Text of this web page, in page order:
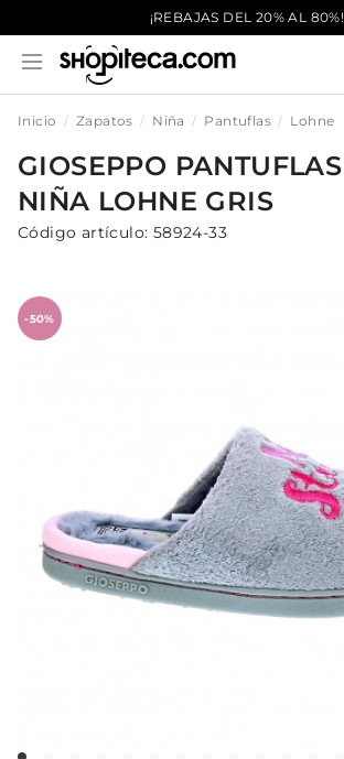
¡REBAJAS DEL 20% AL 80%!
Inicio Zapatos Niña Pantuflas Lohne
GIOSEPPO PANTUFLAS
NIÑA LOHNE GRIS
Código artículo: 58924-33
-50%